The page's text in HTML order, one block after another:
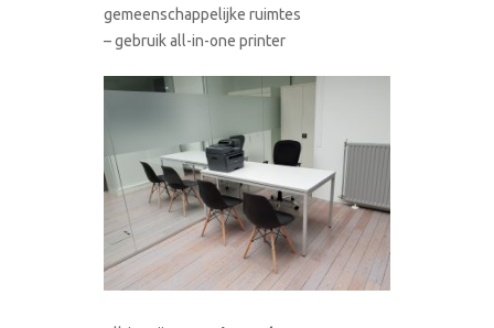
gemeenschappelijke ruimtes
– gebruik all-in-one printer